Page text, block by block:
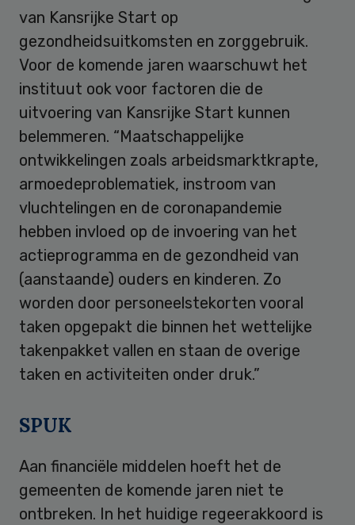
van Kansrijke Start op
gezondheidsuitkomsten en zorggebruik.
Voor de komende jaren waarschuwt het
instituut ook voor factoren die de
uitvoering van Kansrijke Start kunnen
belemmeren. “Maatschappelijke
ontwikkelingen zoals arbeidsmarktkrapte,
armoedeproblematiek, instroom van
vluchtelingen en de coronapandemie
hebben invloed op de invoering van het
actieprogramma en de gezondheid van
(aanstaande) ouders en kinderen. Zo
worden door personeelstekorten vooral
taken opgepakt die binnen het wettelijke
takenpakket vallen en staan de overige
taken en activiteiten onder druk.”
SPUK
Aan financiële middelen hoeft het de
gemeenten de komende jaren niet te
ontbreken. In het huidige regeerakkoord is